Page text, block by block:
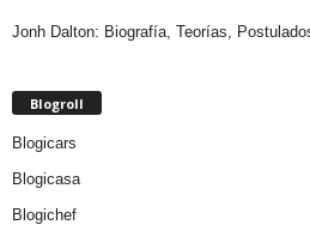
Jonh Dalton: Biografía, Teorías,
Blogroll
Blogicars
Blogicasa
Blogichef